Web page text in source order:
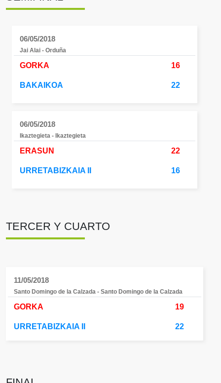
06/05/2018
Jai Alai - Orduña
GORKA 16
BAKAIKOA 22
06/05/2018
Ikaztegieta - Ikaztegieta
ERASUN 22
URRETABIZKAIA II 16
TERCER Y CUARTO
11/05/2018
Santo Domingo de la Calzada - Santo Domingo de la Calzada
GORKA 19
URRETABIZKAIA II 22